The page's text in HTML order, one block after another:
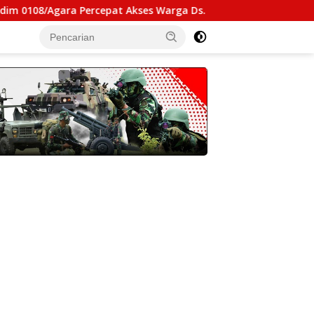
Akses Warga Ds. Kuning Abadi Aceh Tenggara